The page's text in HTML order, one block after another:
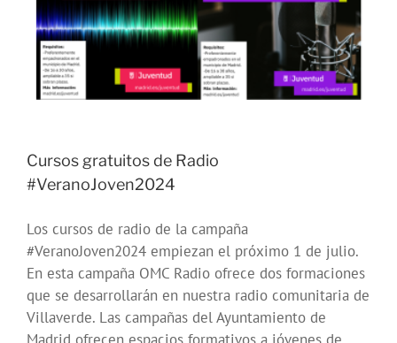
Cursos gratuitos de Radio
#VeranoJoven2024
Los cursos de radio de la campaña
#VeranoJoven2024 empiezan el próximo 1 de julio.
En esta campaña OMC Radio ofrece dos formaciones
que se desarrollarán en nuestra radio comunitaria de
Villaverde. Las campañas del Ayuntamiento de